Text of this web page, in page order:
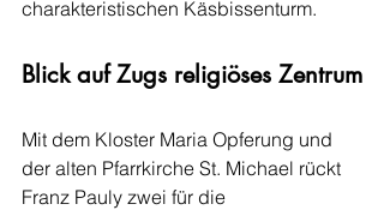
charakteristischen Käsbissenturm.
Blick auf Zugs religiöses Zentrum
Mit dem Kloster Maria Opferung und
der alten Pfarrkirche St. Michael rückt
Franz Pauly zwei für die